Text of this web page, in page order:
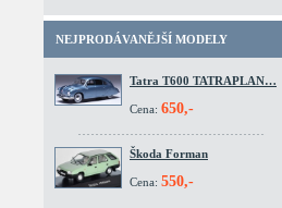
NEJPRODÁVANĚJŠÍ MODELY
Tatra T600 TATRAPLAN…
Cena: 650,-
Škoda Forman
Cena: 550,-